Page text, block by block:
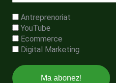
Antreprenoriat
YouTube
Ecommerce
Digital Marketing